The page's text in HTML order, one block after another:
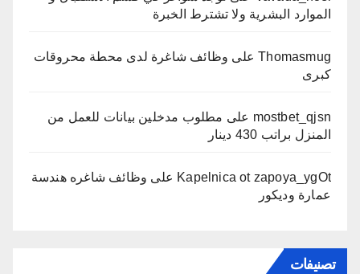
الموارد البشرية ولا تشترط الخبرة
Thomasmugعلى وظائف شاغرة لدى محطة محروقات
كبرى
mostbet_qjsn على مطلوب مدخلين بيانات للعمل من
المنزل براتب 430 دينار
Kapelnica ot zapoya_ygOt على وظائف شاغره هندسة
عمارة وديكور
تصنيفات